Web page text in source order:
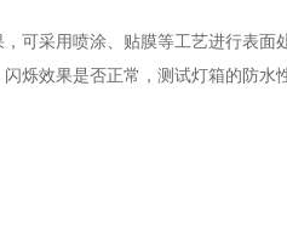
采用喷涂、贴膜等工艺进行表面
烁效果是否正常，测试灯箱的防水